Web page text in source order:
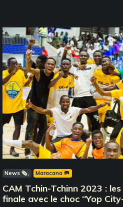
News 🗞️ Maracana 🥅
CAM Tchin-Tchinn 2023 :
finale avec le choc ‘‘Yop